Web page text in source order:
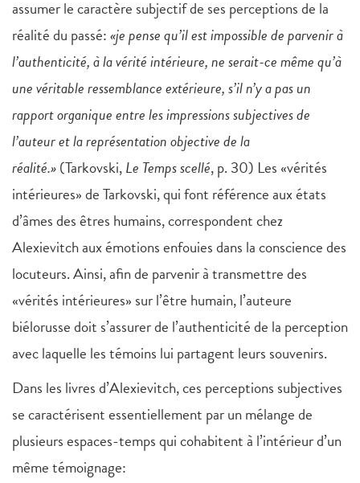
assumer le caractère subjectif de ses perceptions de la
réalité du passé:«je pense qu’il est impossible de parvenir à
l’authenticité, à la vérité intérieure, ne serait-ce même qu’à
une véritable ressemblance extérieure, s’il n’y a pas un
rapport organique entre les impressions subjectives de
l’auteur et la représentation objective de la
réalité.»(Tarkovski,Le Temps scellé, p. 30) Les «vérités
intérieures» de Tarkovski, qui font référence aux états
d’âmes des êtres humains, correspondent chez
Alexievitch aux émotions enfouies dans la conscience des
locuteurs. Ainsi, afin de parvenir à transmettre des
«vérités intérieures» sur l’être humain, l’auteure
biélorusse doit s’assurer de l’authenticité de la perception
avec laquelle les témoins lui partagent leurs souvenirs.
Dans les livres d’Alexievitch, ces perceptions subjectives
se caractérisent essentiellement par un mélange de
plusieurs espaces-temps qui cohabitent à l’intérieur d’un
même témoignage: